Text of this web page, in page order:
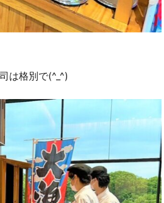
は格別で(^_^)